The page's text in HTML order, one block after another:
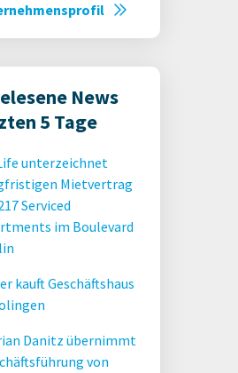
News
5 Tage
unterzeichnet
Mietvertrag
Serviced
im Boulevard
kauft Geschäftshaus
Danitz übernimmt
von